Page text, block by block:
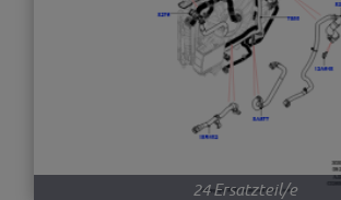
24 Ersatzteil/e